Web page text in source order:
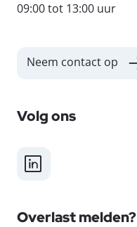
09:00 tot 13:00 uur
Neem contact op
Volg ons
LinkedIn
Overlast melden?